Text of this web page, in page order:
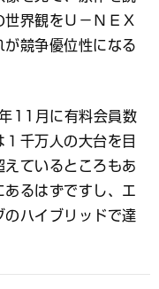
界観をＵ－ＮＥＸ
競争優位性になる
11月に有料会員数
千万人の大台を目
ているところもあ
るはずですし、エ
のハイブリッドで達